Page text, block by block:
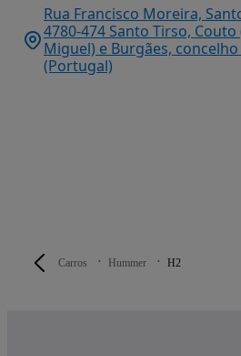
Carros Hummer H2
Rua Francisco Moreira,
4780-474 Santo Tirso,
Miguel) e Burgães,
(Portugal)